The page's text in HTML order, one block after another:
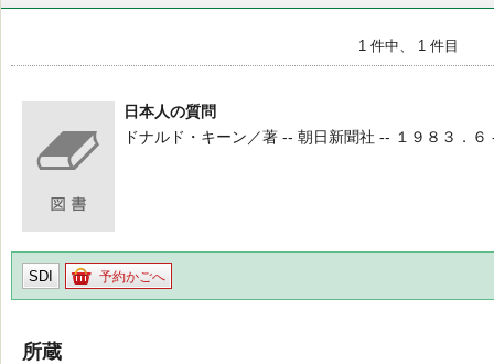
1 件中、 1 件目
日本人の質問
ドナルド・キーン／著 -- 朝日新聞社 -- １９８３．６
SDI 予約かごへ
所蔵